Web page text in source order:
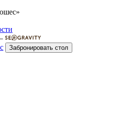
Забронировать стол